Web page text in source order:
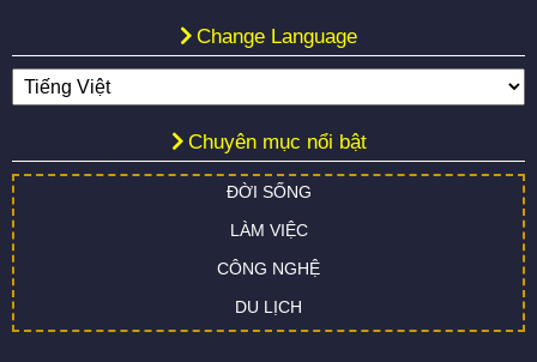
Change Language
Chuyên mục nổi bật
ĐỜI SỐNG
LÀM VIỆC
CÔNG NGHỆ
DU LỊCH